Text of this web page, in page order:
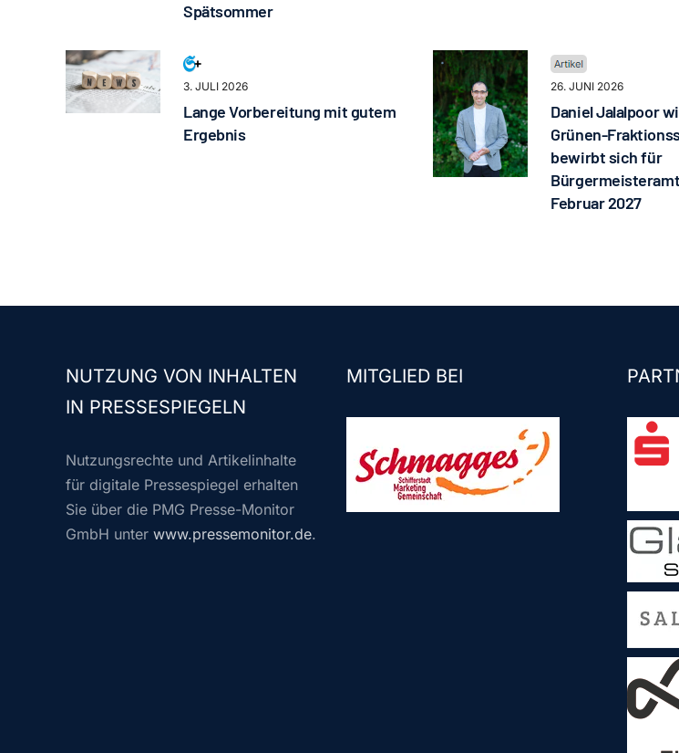
Spätsommer
3. JULI 2026
Lange Vorbereitung mit gutem
Ergebnis
26. JUNI 2026
Daniel Jalalpoor
Grünen-
bewirbt sich für
Februar 2027
NUTZUNG VON INHALTEN
IN PRESSESPIEGELN
Nutzungsrechte und Artikelinhalte
für digitale Pressespiegel erhalten
Sie über die PMG Presse-Monitor
GmbH unter www.pressemonitor.de.
MITGLIED BEI